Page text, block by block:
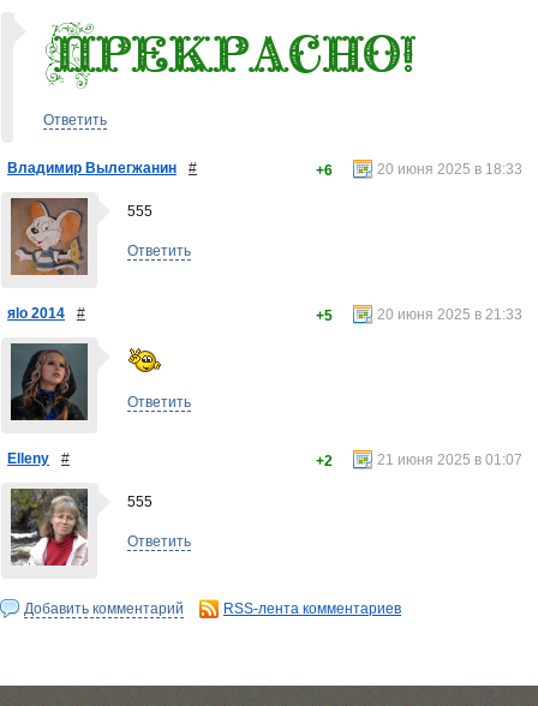
Ответить
Владимир Вылегжанин # 20 июня 2025 в 18:33
+6
555
Ответить
яlo 2014 # 20 июня 2025 в 21:33
+5
Ответить
Elleny # 21 июня 2025 в 01:07
+2
555
Ответить
Добавить комментарий RSS-лента комментариев